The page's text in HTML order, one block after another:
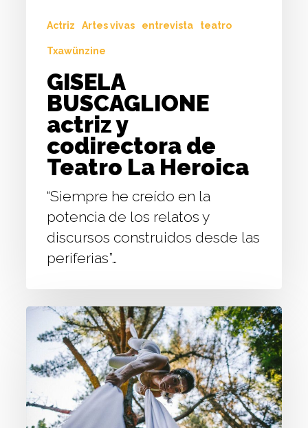
Heroica
Actriz Artes vivas entrevista teatro
Txawünzine
GISELA
BUSCAGLIONE
actriz y
codirectora de
Teatro La Heroica
“Siempre he creído en la
potencia de los relatos y
discursos construidos desde las
periferias”…
LESLIE
BALAGUER
Actriz
circense
de
Villarrica